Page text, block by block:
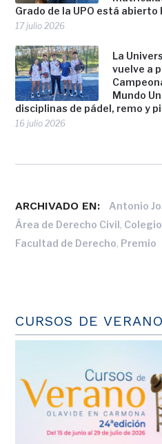
Grado de la UPO está
17 julio 2026
La
vuelve a
Mundo
disciplinas de pádel, remo y
16 julio 2026
ARCHIVADO EN: Antonio
Área de Derecho Civil,
Facultad de Derecho, Premio
CURSOS DE